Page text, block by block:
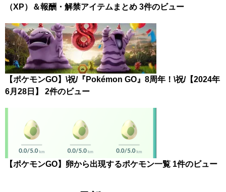
（XP）＆報酬・解禁アイテムまとめ 3件のビュー
【ポケモンGO】\祝/『Pokémon GO』8周年！\祝/【2024年
6月28日】
2件のビュー
【ポケモンGO】卵から出現するポケモン一覧 1件のビュー